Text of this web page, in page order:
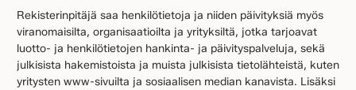
Rekisterinpitäjä saa henkilötietoja ja niiden päivityksiä myös
viranomaisilta, organisaatioilta ja yrityksiltä, jotka tarjoavat
luotto- ja henkilötietojen hankinta- ja päivityspalveluja, sekä
julkisista hakemistoista ja muista julkisista tietolähteistä, kuten
yritysten www-sivuilta ja sosiaalisen median kanavista. Lisäksi